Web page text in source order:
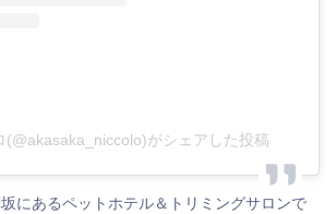
(@akasaka_niccolo)がシェアした投稿
にあるペットホテル＆トリミングサロンで